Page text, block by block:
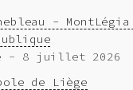
-
- 8 juillet 2026
de Liège